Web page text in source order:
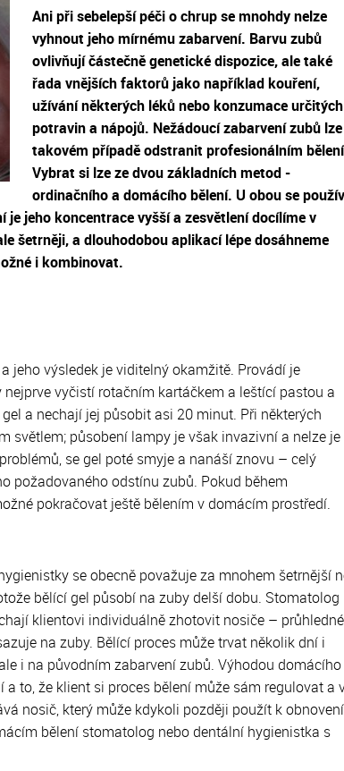
Ani při sebelepší péči o chrup se mnohdy nelze
vyhnout jeho mírnému zabarvení. Barvu zubů
ovlivňují částečně genetické dispozice, ale také
řada vnějších faktorů jako například kouření,
užívání některých léků nebo konzumace určitých
potravin a nápojů. Nežádoucí zabarvení zubů
takovém případě odstranit profesionálním
Vybrat si lze ze dvou základních metod -
ordinačního a domácího bělení. U obou se
je jeho koncentrace vyšší a zesvětlení docílíme v
šetrněji, a dlouhodobou aplikací lépe dosáhneme
i kombinovat.
jeho výsledek je viditelný okamžitě. Provádí je
vyčistí rotačním kartáčkem a leštící pastou a
a nechají jej působit asi 20 minut. Při některých
světlem; působení lampy je však invazivní a nelze je
se gel poté smyje a nanáší znovu – celý
požadovaného odstínu zubů. Pokud během
pokračovat ještě bělením v domácím prostředí.
se obecně považuje za mnohem šetrnější
bělící gel působí na zuby delší dobu. Stomatolog
klientovi individuálně zhotovit nosiče – průhledné
na zuby. Bělící proces může trvat několik dní i
i na původním zabarvení zubů. Výhodou domácího
to, že klient si proces bělení může sám regulovat a
nosič, který může kdykoli později použít k obnovení
bělení stomatolog nebo dentální hygienistka s